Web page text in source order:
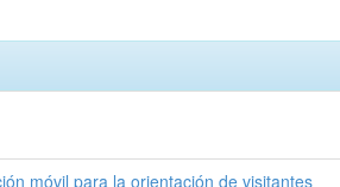
móvil para la orientación de visitantes